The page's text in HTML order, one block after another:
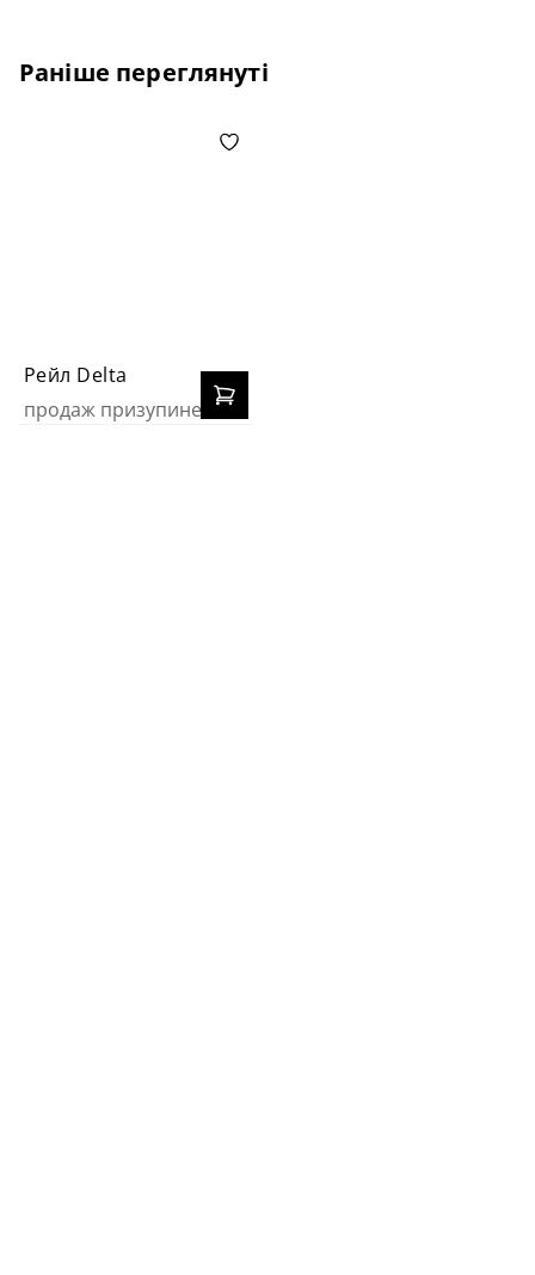
Раніше переглянуті
Рейл Delta
продаж призупинено